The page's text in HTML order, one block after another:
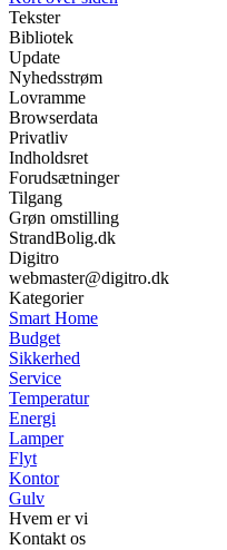
Tekster
Bibliotek
Update
Nyhedsstrøm
Lovramme
Browserdata
Privatliv
Indholdsret
Forudsætninger
Tilgang
Grøn omstilling
StrandBolig.dk
Digitro
webmaster@digitro.dk
Kategorier
Smart Home
Budget
Sikkerhed
Service
Temperatur
Energi
Lamper
Flyt
Kontor
Gulv
Hvem er vi
Kontakt os